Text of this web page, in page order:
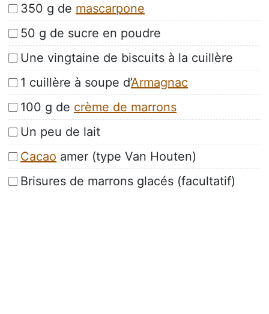
350 g de mascarpone
50 g de sucre en poudre
Une vingtaine de biscuits à la cuillère
1 cuillère à soupe d’Armagnac
100 g de crème de marrons
Un peu de lait
Cacao amer (type Van Houten)
Brisures de marrons glacés (facultatif)